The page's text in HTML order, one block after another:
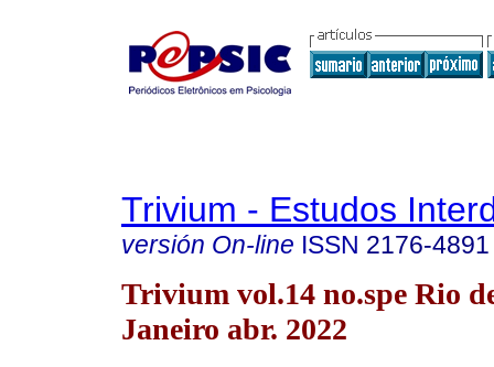
Trivium - Estudos
versión On-line ISSN 2176-4891
Trivium vol.14 no.spe Rio
Janeiro abr. 2022